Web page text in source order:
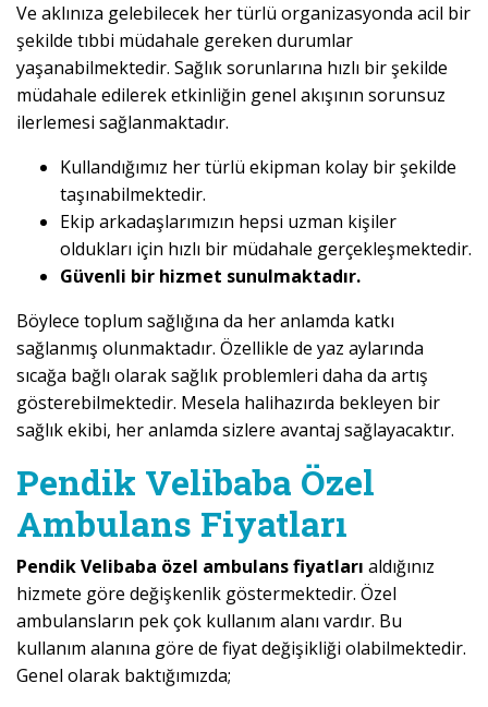
Ve aklınıza gelebilecek her türlü organizasyonda acil bir
şekilde tıbbi müdahale gereken durumlar
yaşanabilmektedir. Sağlık sorunlarına hızlı bir şekilde
müdahale edilerek etkinliğin genel akışının sorunsuz
ilerlemesi sağlanmaktadır.
Kullandığımız her türlü ekipman kolay bir şekilde
taşınabilmektedir.
Ekip arkadaşlarımızın hepsi uzman kişiler
oldukları için hızlı bir müdahale gerçekleşmektedir.
Güvenli bir hizmet sunulmaktadır.
Böylece toplum sağlığına da her anlamda katkı
sağlanmış olunmaktadır. Özellikle de yaz aylarında
sıcağa bağlı olarak sağlık problemleri daha da artış
gösterebilmektedir. Mesela halihazırda bekleyen bir
sağlık ekibi, her anlamda sizlere avantaj sağlayacaktır.
Pendik Velibaba Özel
Ambulans Fiyatları
Pendik Velibaba özel ambulans fiyatları aldığınız
hizmete göre değişkenlik göstermektedir. Özel
ambulansların pek çok kullanım alanı vardır. Bu
kullanım alanına göre de fiyat değişikliği olabilmektedir.
Genel olarak baktığımızda;